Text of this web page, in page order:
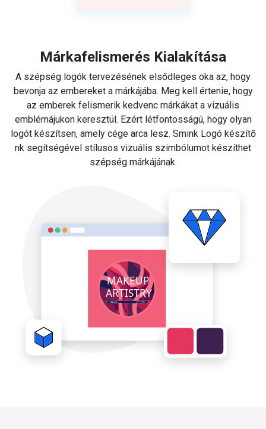
Márkafelismerés Kialakítása
A szépség logók tervezésének elsődleges oka az, hogy
bevonja az embereket a márkájába. Meg kell értenie, hogy
az emberek felismerik kedvenc márkákat a vizuális
emblémájukon keresztül. Ezért létfontosságú, hogy olyan
logót készítsen, amely cége arca lesz. Smink Logó készítő
nk segítségével stílusos vizuális szimbólumot készíthet
szépség márkájának.